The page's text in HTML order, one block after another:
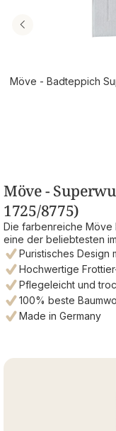
Möve - Badteppich
Möve -
1725/8775)
Die farbenreiche Möve
eine der beliebtesten
Puristisches Design
Hochwertige
Pflegeleicht und
100% beste
Made in Germany